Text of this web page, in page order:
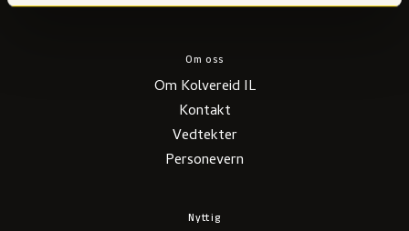
Om oss
Om Kolvereid IL
Kontakt
Vedtekter
Personevern
Nyttig